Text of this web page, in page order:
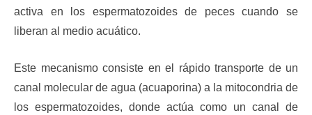
activa en los espermatozoides de peces cuando se
liberan al medio acuático.
Este mecanismo consiste en el rápido transporte de un
canal molecular de agua (acuaporina) a la mitocondria de
los espermatozoides, donde actúa como un canal de